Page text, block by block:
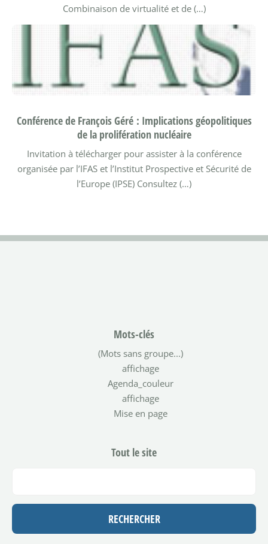
Combinaison de virtualité et de (…)
Conférence de François Géré : Implications géopolitiques
de la prolifération nucléaire
Invitation à télécharger pour assister à la conférence
organisée par l’IFAS et l’Institut Prospective et Sécurité de
l’Europe (IPSE) Consultez (…)
Mots-clés
(Mots sans groupe...)
affichage
Agenda_couleur
affichage
Mise en page
Tout le site